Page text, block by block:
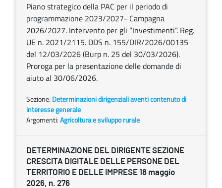
Piano strategico della PAC per il periodo di
programmazione 2023/2027- Campagna
2026/2027. Intervento per gli “Investimenti”. Reg.
UE n. 2021/2115. DDS n. 155/DIR/2026/00135
del 12/03/2026 (Burp n. 25 del 30/03/2026).
Proroga per la presentazione delle domande di
aiuto al 30/06/2026.
Sezione: Determinazioni dirigenziali aventi contenuto di
interesse generale
Argomenti:Agricoltura e sviluppo rurale
DETERMINAZIONE DEL DIRIGENTE SEZIONE
CRESCITA DIGITALE DELLE PERSONE DEL
TERRITORIO E DELLE IMPRESE 18 maggio
2026, n. 276